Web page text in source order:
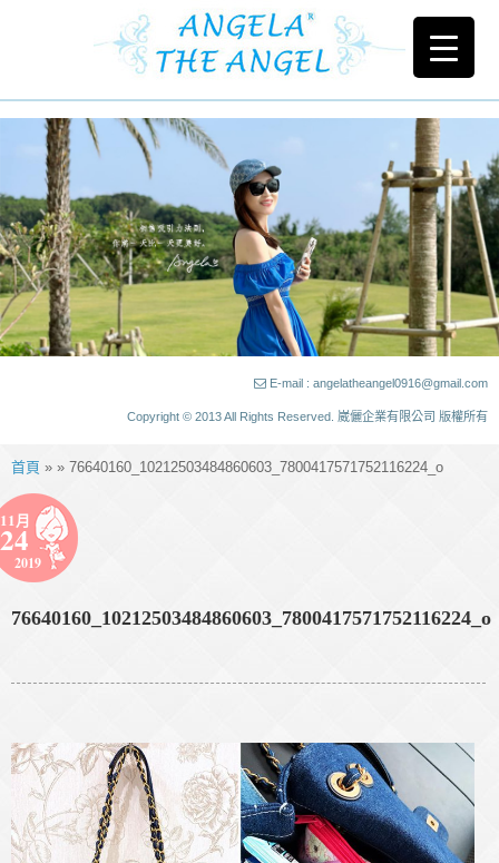
E-mail : angelatheangel0916@gmail.com
Copyright © 2013 All Rights Reserved. 崴儷企業有限公司 版權所有
首頁 » » 76640160_10212503484860603_7800417571752116224_o
11月
24
2019
76640160_10212503484860603_7800417571752116224_o